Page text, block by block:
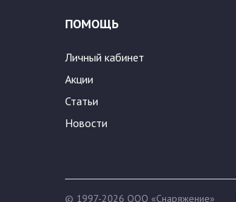
ПОМОЩЬ
Личный кабинет
Акции
Статьи
Новости
© 1997-2026 ООО «Снаряжение»